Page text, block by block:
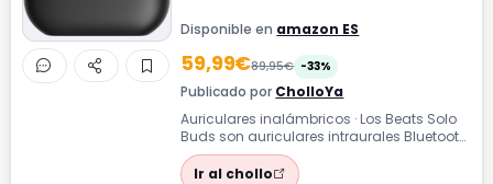
Disponible en amazon ES
59,99€89,95€ -33%
Publicado por CholloYa
Auriculares inalámbricos · Los Beats Solo
Buds son auriculares intraurales Bluetooth
inalámbricos con 18 horas de aut...
Ir al chollo